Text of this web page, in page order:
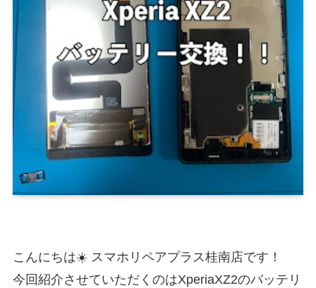
こんにちは☀️ スマホリペアプラス桂南店です！
今回紹介させていただくのはXperiaXZ2のバッテリ